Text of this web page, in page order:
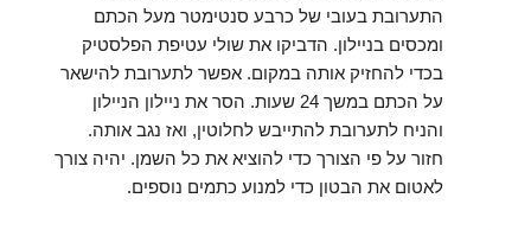
התערובת בעובי של כרבע סנטימטר מעל הכתם
ומכסים בניילון. הדביקו את שולי עטיפת הפלסטיק
בכדי להחזיק אותה במקום. אפשר לתערובת להישאר
על הכתם במשך 24 שעות. הסר את ניילון הניילון
והניח לתערובת להתייבש לחלוטין, ואז נגב אותה.
חזור על פי הצורך כדי להוציא את כל השמן. יהיה צורך
לאטום את הבטון כדי למנוע כתמים נוספים.